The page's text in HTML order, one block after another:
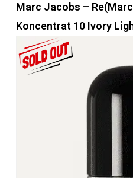
Marc Jacobs –
Koncentrat 10 Ivory